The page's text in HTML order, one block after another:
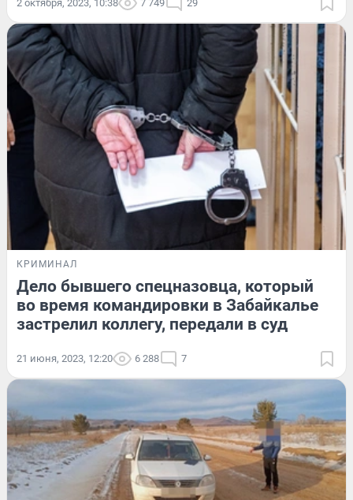
2 октября, 2023, 10:38 7 749 29
КРИМИНАЛ
Дело бывшего спецназовца, который
во время командировки в Забайкалье
застрелил коллегу, передали в суд
21 июня, 2023, 12:20 6 288 7